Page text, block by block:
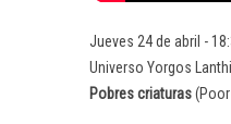
Jueves 24 de abril -
Universo Yorgos
Pobres criaturas(Poor